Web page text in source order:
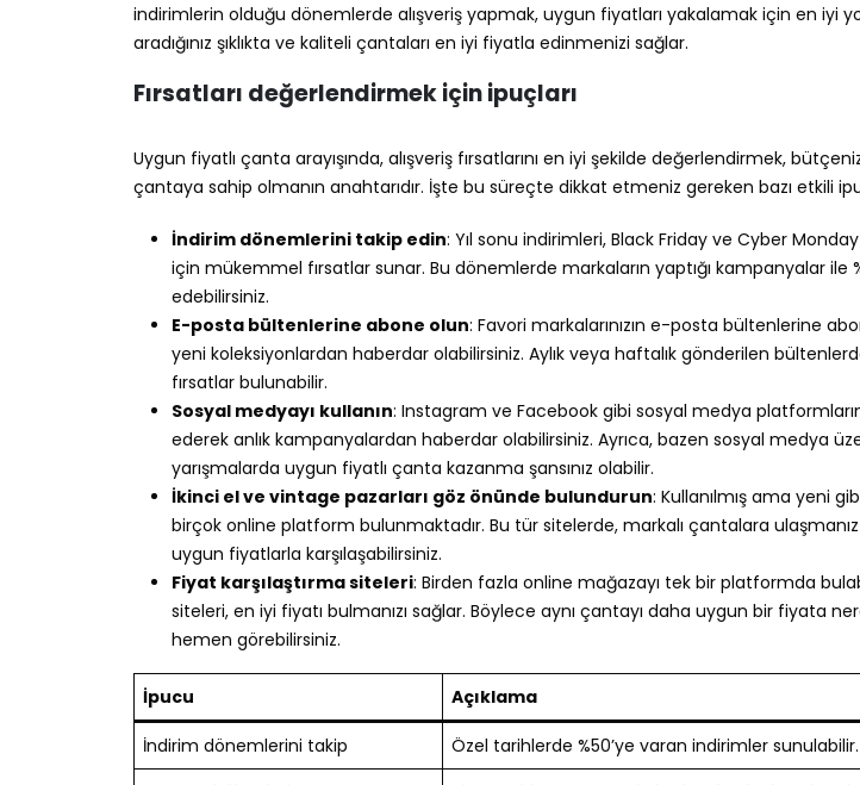
indirimlerin olduğu dönemlerde alışveriş yapmak, uygun fiyatları yakalamak için en iyi
aradığınız şıklıkta ve kaliteli çantaları en iyi fiyatla edinmenizi sağlar.
Fırsatları değerlendirmek için ipuçları
Uygun fiyatlı çanta arayışında, alışveriş fırsatlarını en iyi şekilde değerlendirmek,
çantaya sahip olmanın anahtarıdır. İşte bu süreçte dikkat etmeniz gereken bazı etkili
İndirim dönemlerini takip edin: Yıl sonu indirimleri, Black Friday ve Cyber
için mükemmel fırsatlar sunar. Bu dönemlerde markaların yaptığı kampanyalar ile
edebilirsiniz.
E-posta bültenlerine abone olun: Favori markalarınızın e-posta bültenlerine
yeni koleksiyonlardan haberdar olabilirsiniz. Aylık veya haftalık gönderilen
fırsatlar bulunabilir.
Sosyal medyayı kullanın: Instagram ve Facebook gibi sosyal medya
ederek anlık kampanyalardan haberdar olabilirsiniz. Ayrıca, bazen sosyal medya
yarışmalarda uygun fiyatlı çanta kazanma şansınız olabilir.
İkinci el ve vintage pazarları göz önünde bulundurun: Kullanılmış ama yeni
birçok online platform bulunmaktadır. Bu tür sitelerde, markalı çantalara
uygun fiyatlarla karşılaşabilirsiniz.
Fiyat karşılaştırma siteleri: Birden fazla online mağazayı tek bir platformda
siteleri, en iyi fiyatı bulmanızı sağlar. Böylece aynı çantayı daha uygun bir fiyata
hemen görebilirsiniz.
İpucu Açıklama
İndirim dönemlerini takip
Özel tarihlerde %50’ye varan indirimler sunulabilir.